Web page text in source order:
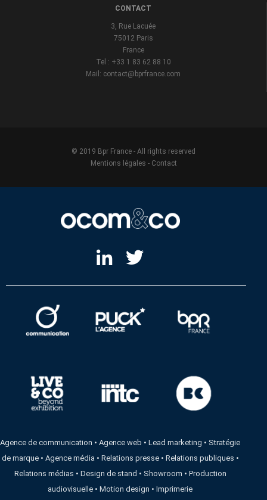
CONTACT
3, Rue Lacuée
75012 Paris
France
Tel : +33 1 83 62 88 10
Mail: contact@bprfrance.com
© 2019 Bpr France - All rights reserved
Mentions légales - Contact
Agence de communication •Agence web •Lead marketing • Stratégie
de marque• Agence média • Relations presse• Relations publiques •
Relations médias • Design de stand • Showroom • Production
audiovisuelle •Motion design •Imprimerie